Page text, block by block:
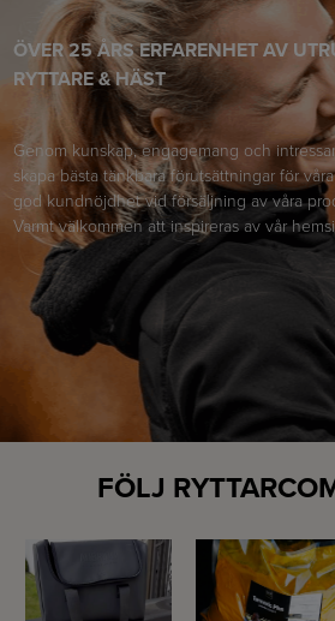
ÖVER 25 ÅRS ERFARENHET AV
RYTTARE & HÄST
Genom kunskap, engagemang och
skapa bästa tänkbara förutsättningar för
god kundnöjdhet vid försäljning av våra
Varmt välkommen att inspireras av vår
FÖLJ